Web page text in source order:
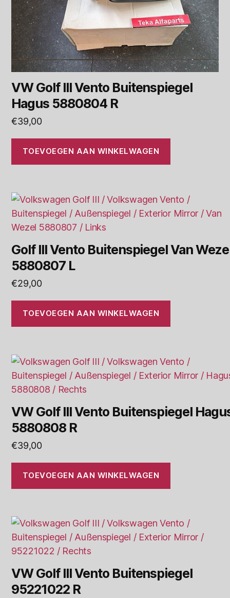
VW Golf III Vento Buitenspiegel
Hagus 5880804 R
€39,00
TOEVOEGEN AAN WINKELWAGEN
Golf III Vento Buitenspiegel Van
5880807 L
€29,00
TOEVOEGEN AAN WINKELWAGEN
VW Golf III Vento Buitenspiegel
5880808 R
€39,00
TOEVOEGEN AAN WINKELWAGEN
VW Golf III Vento Buitenspiegel
95221022 R